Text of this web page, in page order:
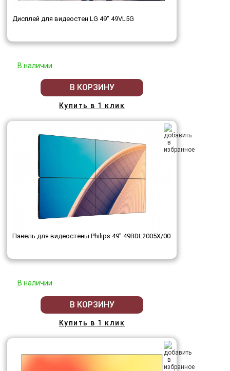
Дисплей для видеостен LG 49" 49VL5G
В наличии
В КОРЗИНУ
Купить в 1 клик
Панель для видеостены Philips 49" 49BDL2005X/00
В наличии
В КОРЗИНУ
Купить в 1 клик